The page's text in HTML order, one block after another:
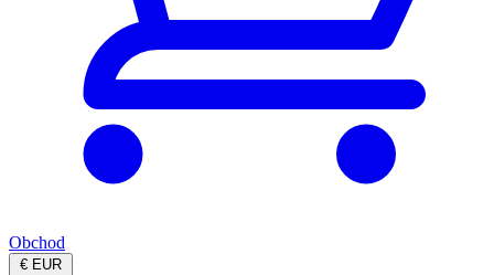
Obchod
€ EUR